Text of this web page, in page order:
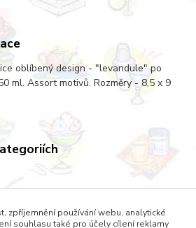
oblíbený design - "levandule" po
ml. Assort motivů. Rozměry - 8,5 x 9
zpříjemnění používání webu, analytické
souhlasu také pro účely cílení reklamy